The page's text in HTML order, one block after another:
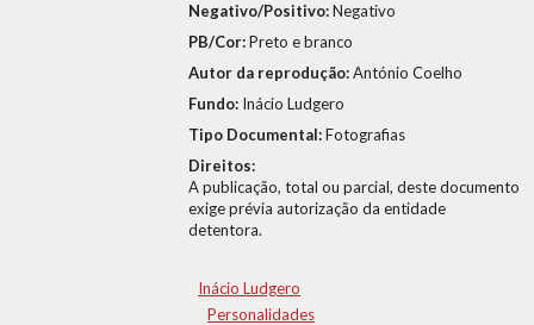
Negativo/Positivo:Negativo
PB/Cor:Preto e branco
Autor da reprodução:António Coelho
Fundo: Inácio Ludgero
Tipo Documental:Fotografias
Direitos:
A publicação, total ou parcial, deste documento
exige prévia autorização da entidade
detentora.
Inácio Ludgero
Personalidades